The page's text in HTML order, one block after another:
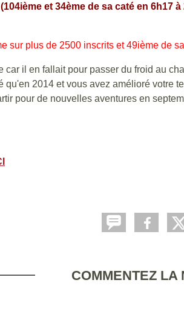
et 34ème de sa caté en 6h17 à
sur plus de 2500 inscrits et 49ième de
il en fallait pour passer du froid au
2014 et vous avez amélioré votre
pour de nouvelles aventures en
COMMENTEZ LA